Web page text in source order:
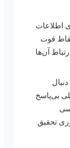
اطلاعات
قوت
آن‌ها
بی‌پاسخ
تحقیق